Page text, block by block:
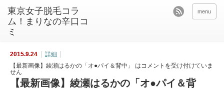
東京女子脱毛コラ
ム！まりなの辛口コ
ミ
menu
2015.9.24
詳細
【最新画像】綾瀬はるかの「オ●パイ＆背中」 はコメントを受け付けていま
せん
【最新画像】綾瀬はるかの「オ●パイ＆背